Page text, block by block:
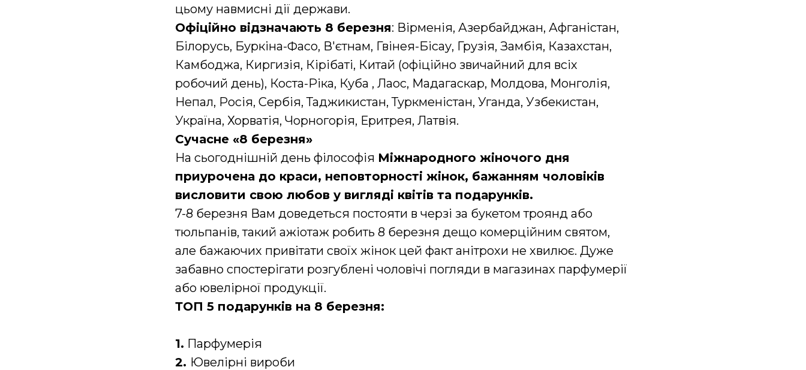
цьому навмисні дії держави.
Офіційно відзначають 8 березня: Вірменія, Азербайджан, Афганістан,
Білорусь, Буркіна-Фасо, В'єтнам, Гвінея-Бісау, Грузія, Замбія, Казахстан,
Камбоджа, Киргизія, Кірібаті, Китай (офіційно звичайний для всіх
робочий день), Коста-Ріка, Куба , Лаос, Мадагаскар, Молдова, Монголія,
Непал, Росія, Сербія, Таджикистан, Туркменістан, Уганда, Узбекистан,
Україна, Хорватія, Чорногорія, Еритрея, Латвія.
Сучасне «8 березня»
На сьогоднішній день філософія Міжнародного жіночого дня
приурочена до краси, неповторності жінок, бажанням чоловіків
висловити свою любов у вигляді квітів та подарунків.
7-8 березня Вам доведеться постояти в черзі за букетом троянд або
тюльпанів, такий ажіотаж робить 8 березня дещо комерційним святом,
але бажаючих привітати своїх жінок цей факт анітрохи не хвилює. Дуже
забавно спостерігати розгублені чоловічі погляди в магазинах парфумерії
або ювелірної продукції.
ТОП 5 подарунків на 8 березня:
1. Парфумерія
2. Ювелірні вироби